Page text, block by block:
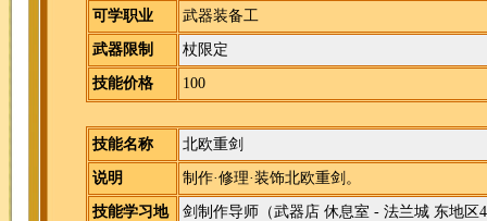
可学职业 武器装备工
武器限制 杖限定
技能价格 100
技能名称 北欧重剑
说明 制作·修理·装饰北欧重剑。
技能学习地
剑制作导师 （武器店 休息室 - 法兰城 东地区